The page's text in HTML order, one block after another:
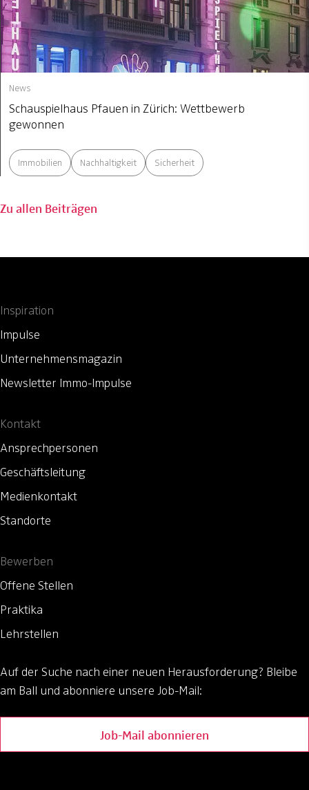
News
Schauspielhaus Pfauen in Zürich: Wettbewerb
gewonnen
Immobilien Nachhaltigkeit Sicherheit
Zu allen Beiträgen
Inspiration
Impulse
Unternehmensmagazin
Newsletter Immo-Impulse
Kontakt
Ansprechpersonen
Geschäftsleitung
Medienkontakt
Standorte
Bewerben
Offene Stellen
Praktika
Lehrstellen
Auf der Suche nach einer neuen Herausforderung? Bleibe
am Ball und abonniere unsere Job-Mail:
Job-Mail abonnieren